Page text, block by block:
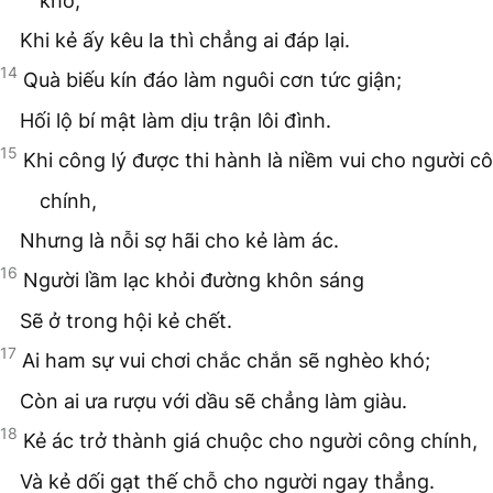
Khi kẻ ấy kêu la thì chẳng ai đáp lại.
14 Quà biếu kín đáo làm nguôi cơn tức giận;
Hối lộ bí mật làm dịu trận lôi đình.
15 Khi công lý được thi hành là niềm vui cho người
chính,
Nhưng là nỗi sợ hãi cho kẻ làm ác.
16 Người lầm lạc khỏi đường khôn sáng
Sẽ ở trong hội kẻ chết.
17 Ai ham sự vui chơi chắc chắn sẽ nghèo khó;
Còn ai ưa rượu với dầu sẽ chẳng làm giàu.
18 Kẻ ác trở thành giá chuộc cho người công chính,
Và kẻ dối gạt thế chỗ cho người ngay thẳng.